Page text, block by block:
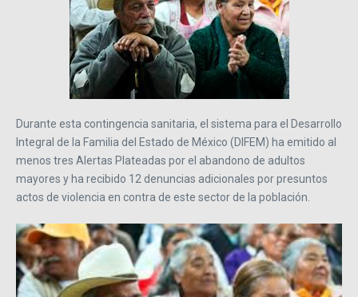
Durante esta contingencia sanitaria, el sistema para el Desarrollo
Integral de la Familia del Estado de México (DIFEM) ha emitido al
menos tres Alertas Plateadas por el abandono de adultos
mayores y ha recibido 12 denuncias adicionales por presuntos
actos de violencia en contra de este sector de la población.